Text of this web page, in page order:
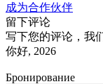
成为合作伙伴
留下评论
写下您的评论，我
你好, 2026
Бронирование